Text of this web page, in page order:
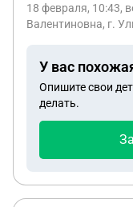
документами
моей трудовой
Архива она
было передано
N377-ФЗ).Банк
18 февраля, 10:43,
Валентиновна, г.
У вас
Опишите свои
делать.